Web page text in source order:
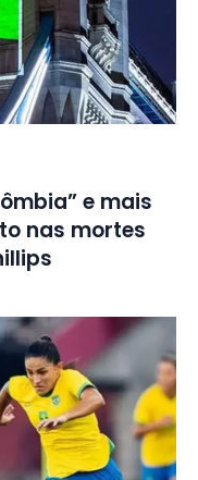
e mais
nas mortes